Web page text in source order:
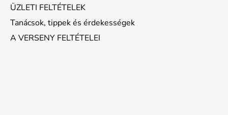
ÜZLETI FELTÉTELEK
Tanácsok, tippek és érdekességek
A VERSENY FELTÉTELEI